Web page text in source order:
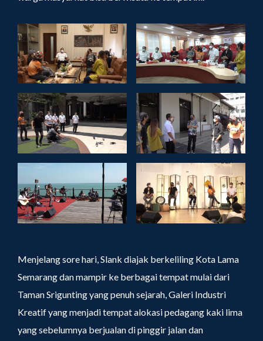
Menjelang sore hari, Slank diajak berkeliling Kota Lama
Semarang dan mampir ke berbagai tempat mulai dari
Taman Srigunting yang penuh sejarah, Galeri Industri
Kreatif yang menjadi tempat alokasi pedagang kaki lima
yang sebelumnya berjualan di pinggir jalan dan